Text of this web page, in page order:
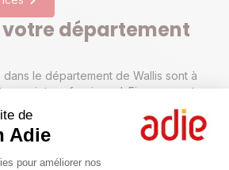
de
Adie
Gestion du
pour améliorer nos
votre département
le département de Wallis sont à
projet professionnel. Financement,
pour votre business plan, conseils
nous pour prendre rendez-vous dans
ou permanence dans le département